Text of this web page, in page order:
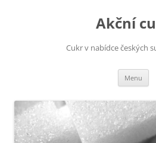
Akční
Cukr v nabídce českých
Menu